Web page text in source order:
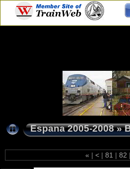
Espana 2005-2008»
« | < | 81 | 82 |